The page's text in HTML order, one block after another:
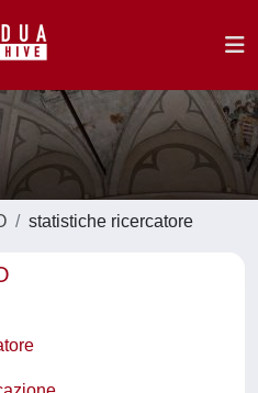
statistiche ricercatore